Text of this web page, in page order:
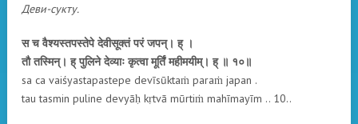
Деви-сукту.
स च वैश्यस्तपस्तेपे देवीसूक्तं परं जपन्। ह् ।
तौ तस्मिन्। ह् पुलिने देव्याः कृत्वा मूर्तिं महीमयीम्। ह् ॥ १०॥
sa ca vaiśyastapastepe devīsūktaṁ paraṁ japan .
tau tasmin puline devyāḥ kṛtvā mūrtiṁ mahīmayīm .. 10..